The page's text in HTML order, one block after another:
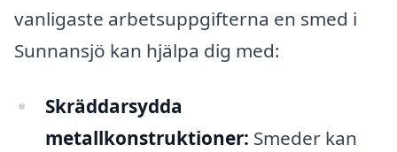
vanligaste arbetsuppgifterna en smed i
Sunnansjö kan hjälpa dig med:
Skräddarsydda
metallkonstruktioner: Smeder kan